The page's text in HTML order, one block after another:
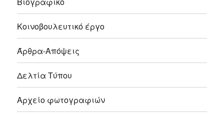
Κοινοβουλευτικό έργο
Άρθρα-Απόψεις
Δελτία Τύπου
Αρχείο φωτογραφιών